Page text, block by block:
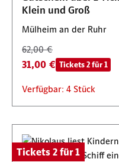
Klein und Groß
Mülheim an der Ruhr
62,00 €
31,00 € Tickets 2 für 1
Verfügbar: 4 Stück
Tickets 2 für 1